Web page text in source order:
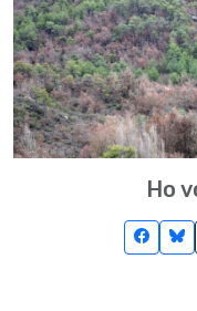
Ho